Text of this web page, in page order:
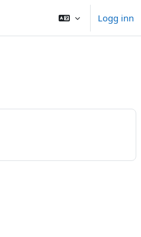
Logg inn